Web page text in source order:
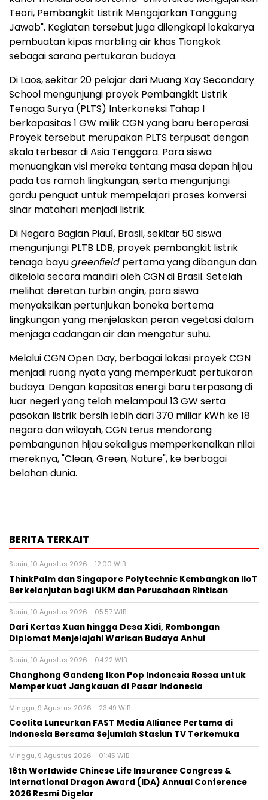
Teori, Pembangkit Listrik Mengajarkan Tanggung
Jawab". Kegiatan tersebut juga dilengkapi lokakarya
pembuatan kipas marbling air khas Tiongkok
sebagai sarana pertukaran budaya.
Di Laos, sekitar 20 pelajar dari Muang Xay Secondary
School mengunjungi proyek Pembangkit Listrik
Tenaga Surya (PLTS) Interkoneksi Tahap I
berkapasitas 1 GW milik CGN yang baru beroperasi.
Proyek tersebut merupakan PLTS terpusat dengan
skala terbesar di Asia Tenggara. Para siswa
menuangkan visi mereka tentang masa depan hijau
pada tas ramah lingkungan, serta mengunjungi
gardu penguat untuk mempelajari proses konversi
sinar matahari menjadi listrik.
Di Negara Bagian Piauí, Brasil, sekitar 50 siswa
mengunjungi PLTB LDB, proyek pembangkit listrik
tenaga bayugreenfield pertama yang dibangun dan
dikelola secara mandiri oleh CGN di Brasil. Setelah
melihat deretan turbin angin, para siswa
menyaksikan pertunjukan boneka bertema
lingkungan yang menjelaskan peran vegetasi dalam
menjaga cadangan air dan mengatur suhu.
Melalui CGN Open Day, berbagai lokasi proyek CGN
menjadi ruang nyata yang memperkuat pertukaran
budaya. Dengan kapasitas energi baru terpasang di
luar negeri yang telah melampaui 13 GW serta
pasokan listrik bersih lebih dari 370 miliar kWh ke 18
negara dan wilayah, CGN terus mendorong
pembangunan hijau sekaligus memperkenalkan nilai
mereknya, "Clean, Green, Nature", ke berbagai
belahan dunia.
BERITA TERKAIT
Senin, 10 Agustus 2026 - 12:00 WIB
ThinkPalm dan Singapore Polytechnic Kembangkan IIoT
Berkelanjutan bagi UKM dan Perusahaan Rintisan
Senin, 10 Agustus 2026 - 05:57 WIB
Dari Kertas Xuan hingga Desa Xidi, Rombongan
Diplomat Menjelajahi Warisan Budaya Anhui
Senin, 10 Agustus 2026 - 04:22 WIB
Changhong Gandeng Ikon Pop Indonesia Rossa untuk
Memperkuat Jangkauan di Pasar Indonesia
Minggu, 9 Agustus 2026 - 23:49 WIB
Coolita Luncurkan FAST Media Alliance Pertama di
Indonesia Bersama Sejumlah Stasiun TV Terkemuka
Minggu, 9 Agustus 2026 - 01:45 WIB
16th Worldwide Chinese Life Insurance Congress &
International Dragon Award (IDA) Annual Conference
2026 Resmi Digelar